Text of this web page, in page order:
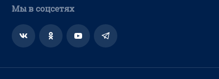
Мы в соцсетях